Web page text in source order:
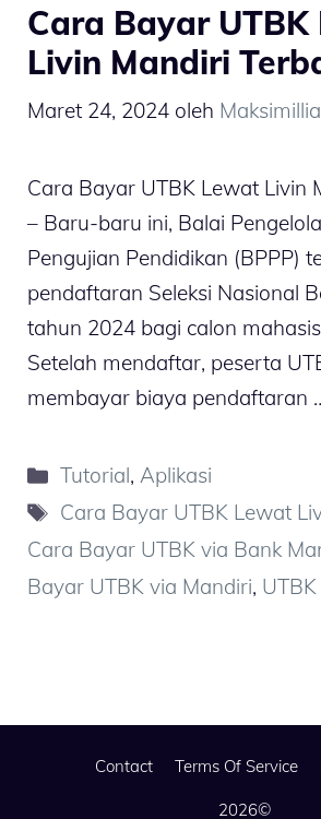
Cara Bayar
Livin Mandiri
Maret 24, 2024 oleh
Cara Bayar UTBK Lewat Livin
– Baru-baru ini, Balai
Pengujian Pendidikan (BPPP)
pendaftaran Seleksi Nasional
tahun 2024 bagi calon
Setelah mendaftar, peserta
membayar biaya pendaftaran
Kategori
Tutorial,Aplikasi
Tag
Cara Bayar UTBK Lewat
Cara Bayar UTBK via Bank
Bayar UTBK via Mandiri, UTBK
Contact Terms Of Service
2026©